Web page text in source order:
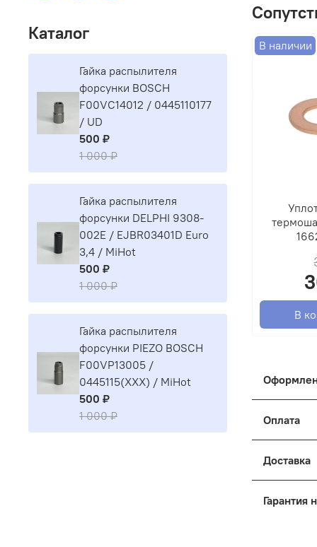
В наличии
В
Оформить
Корзина,
Оплата
-
Введите
Доставка
Гарантия
Каталог
Гайка распылителя
форсунки BOSCH
F00VC14012 / 0445110177
/ UD
500 ₽
1 000 ₽
Гайка распылителя
форсунки DELPHI 9308-
002E / EJBR03401D Euro
3,4 / MiHot
500 ₽
1 000 ₽
Гайка распылителя
форсунки PIEZO BOSCH
F00VP13005 /
0445115(XXX) / MiHot
500 ₽
1 000 ₽